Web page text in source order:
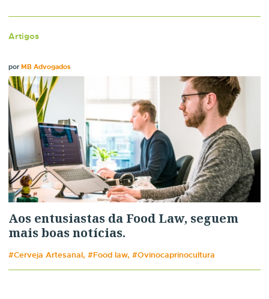
Artigos
porMB Advogados
Aos entusiastas da Food Law, seguem
mais boas notícias.
#Cerveja Artesanal, #Food law, #Ovinocaprinocultura